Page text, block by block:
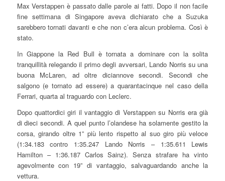
Max Verstappen è passato dalle parole ai fatti. Dopo il non facile
fine settimana di Singapore aveva dichiarato che a Suzuka
sarebbero tornati davanti e che non c’era alcun problema. Così è
stato.
In Giappone la Red Bull è tornata a dominare con la solita
tranquillità relegando il primo degli avversari, Lando Norris su una
buona McLaren, ad oltre diciannove secondi. Secondi che
salgono (e tornato ad essere) a quarantacinque nel caso della
Ferrari, quarta al traguardo con Leclerc.
Dopo quattordici giri il vantaggio di Verstappen su Norris era già
di dieci secondi. A quel punto l’olandese ha solamente gestito la
corsa, girando oltre 1” più lento rispetto al suo giro più veloce
(1:34.183 contro 1:35.247 Lando Norris – 1:35.611 Lewis
Hamilton – 1:36.187 Carlos Sainz). Senza strafare ha vinto
agevolmente con 19” di vantaggio, salvaguardando anche la
vettura.